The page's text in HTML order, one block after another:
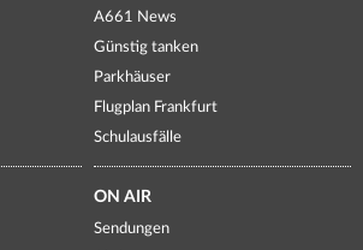
A661 News
Günstig tanken
Parkhäuser
Flugplan Frankfurt
Schulausfälle
ON AIR
Sendungen